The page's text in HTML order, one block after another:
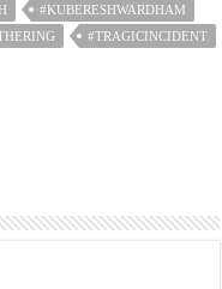
#KUBERESHWARDHAM
#TRAGICINCIDENT